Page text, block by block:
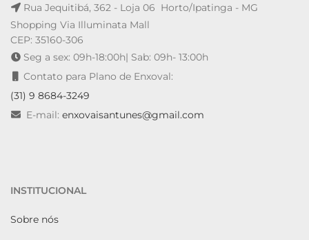
Rua Jequitibá, 362 - Loja 06 Horto/Ipatinga - MG
Shopping Via Illuminata Mall
CEP: 35160-306
Seg a sex: 09h-18:00h| Sab: 09h- 13:00h
Contato para Plano de Enxoval:
(31) 9 8684-3249
E-mail: enxovaisantunes@gmail.com
INSTITUCIONAL
Sobre nós